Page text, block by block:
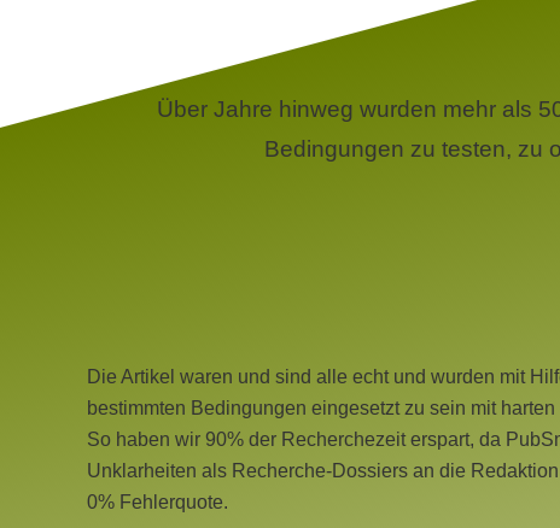
Über Jahre hinweg wurden mehr als
Bedingungen zu testen, zu
Die Artikel waren und sind alle echt und wurden mit
bestimmten Bedingungen eingesetzt zu sein mit
So haben wir 90% der Recherchezeit erspart, da
Unklarheiten als Recherche-Dossiers an die
0% Fehlerquote.